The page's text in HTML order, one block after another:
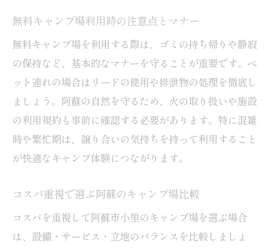
無料キャンプ場利用時の注意点とマナー
無料キャンプ場を利用する際は、ゴミの持ち帰りや静寂
の保持など、基本的なマナーを守ることが重要です。ペ
ット連れの場合はリードの使用や排泄物の処理を徹底し
ましょう。阿蘇の自然を守るため、火の取り扱いや施設
の利用規約も事前に確認する必要があります。特に混雑
時や繁忙期は、譲り合いの気持ちを持って利用すること
が快適なキャンプ体験につながります。
コスパ重視で選ぶ阿蘇のキャンプ場比較
コスパを重視して阿蘇市小里のキャンプ場を選ぶ場合
は、設備・サービス・立地のバランスを比較しましょ